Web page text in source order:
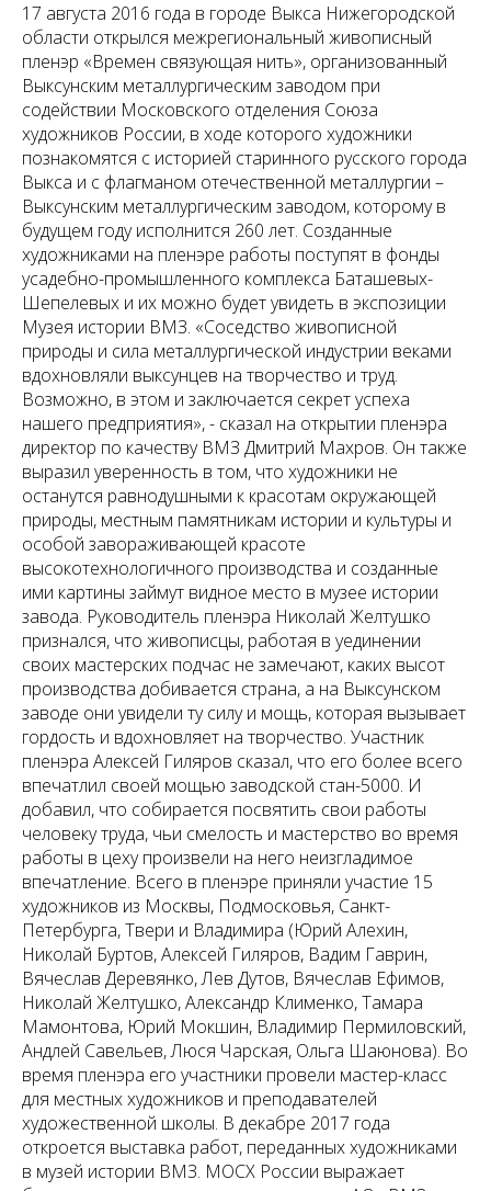
17 августа 2016 года в городе Выкса Нижегородской
области открылся межрегиональный живописный
пленэр «Времен связующая нить», организованный
Выксунским металлургическим заводом при
содействии Московского отделения Союза
художников России, в ходе которого художники
познакомятся с историей старинного русского города
Выкса и с флагманом отечественной металлургии –
Выксунским металлургическим заводом, которому в
будущем году исполнится 260 лет. Созданные
художниками на пленэре работы поступят в фонды
усадебно-промышленного комплекса Баташевых-
Шепелевых и их можно будет увидеть в экспозиции
Музея истории ВМЗ. «Соседство живописной
природы и сила металлургической индустрии веками
вдохновляли выксунцев на творчество и труд.
Возможно, в этом и заключается секрет успеха
нашего предприятия», - сказал на открытии пленэра
директор по качеству ВМЗ Дмитрий Махров. Он также
выразил уверенность в том, что художники не
останутся равнодушными к красотам окружающей
природы, местным памятникам истории и культуры и
особой завораживающей красоте
высокотехнологичного производства и созданные
ими картины займут видное место в музее истории
завода. Руководитель пленэра Николай Желтушко
признался, что живописцы, работая в уединении
своих мастерских подчас не замечают, каких высот
производства добивается страна, а на Выксунском
заводе они увидели ту силу и мощь, которая вызывает
гордость и вдохновляет на творчество. Участник
пленэра Алексей Гиляров сказал, что его более всего
впечатлил своей мощью заводской стан-5000. И
добавил, что собирается посвятить свои работы
человеку труда, чьи смелость и мастерство во время
работы в цеху произвели на него неизгладимое
впечатление. Всего в пленэре приняли участие 15
художников из Москвы, Подмосковья, Санкт-
Петербурга, Твери и Владимира (Юрий Алехин,
Николай Буртов, Алексей Гиляров, Вадим Гаврин,
Вячеслав Деревянко, Лев Дутов, Вячеслав Ефимов,
Николай Желтушко, Александр Клименко, Тамара
Мамонтова, Юрий Мокшин, Владимир Пермиловский,
Андлей Савельев, Люся Чарская, Ольга Шаюнова). Во
время пленэра его участники провели мастер-класс
для местных художников и преподавателей
художественной школы. В декабре 2017 года
откроется выставка работ, переданных художниками
в музей истории ВМЗ. МОСХ России выражает